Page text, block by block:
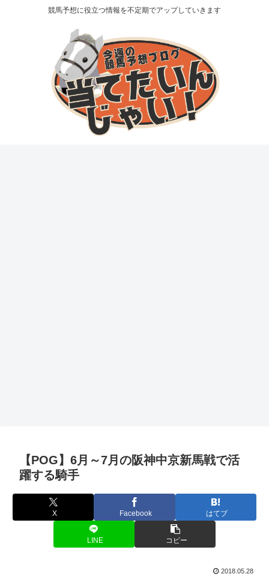
競馬予想に役立つ情報を不定期でアップしていきます
【POG】6月～7月の阪神中京新馬戦で活
躍する騎手
X Facebook はてブ
LINE コピー
2018.05.28